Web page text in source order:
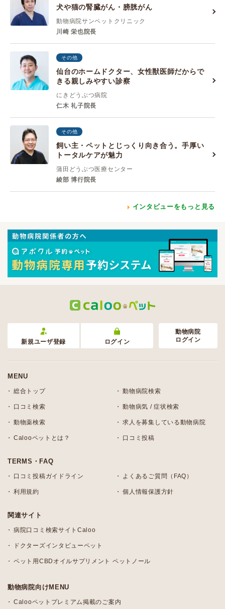
犬や猫の腎臓がん・膀胱がん
動物病院サンペットクリニック
川崎 栄也院長
その他
仙台のホームドクター、女性獣医師だからで
きる親しみやすい診察
にきどうぶつ病院
仁木 礼子院長
その他
飼い主・ペットとじっくり向き合う。手厚い
トータルケアが魅力
蒲田どうぶつ医療センター
綾部 博行院長
インタビューをもっと見る
新規ユーザ登録 ログイン
動物病院
ログイン
MENU
総合トップ 動物病院検索
口コミ検索 動物病気 / 症状検索
動物薬検索 求人を募集している動物病院
Calooペットとは？ 口コミ投稿
TERMS・FAQ
口コミ投稿ガイドライン よくあるご質問（FAQ）
利用規約 個人情報保護方針
関連サイト
病院口コミ検索サイトCaloo
ドクターズインタビューペット
ペット用CBDオイルサプリメント ペットノール
動物病院向けMENU
Calooペットプレミアム掲載のご案内